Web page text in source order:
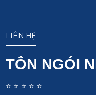
LIÊN HỆ
TÔN NGÓI
⭐ ⭐ ⭐ ⭐ ⭐